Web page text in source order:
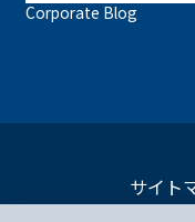
Corporate Blog
サイト